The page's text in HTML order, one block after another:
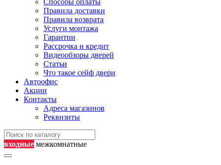
Способы оплаты
Правила доставки
Правила возврата
Услуги монтажа
Гарантии
Рассрочка и кредит
Видеообзоры дверей
Статьи
Что такое сейф двери
Автоофис
Акции
Контакты
Адреса магазинов
Реквизиты
входные межкомнатные